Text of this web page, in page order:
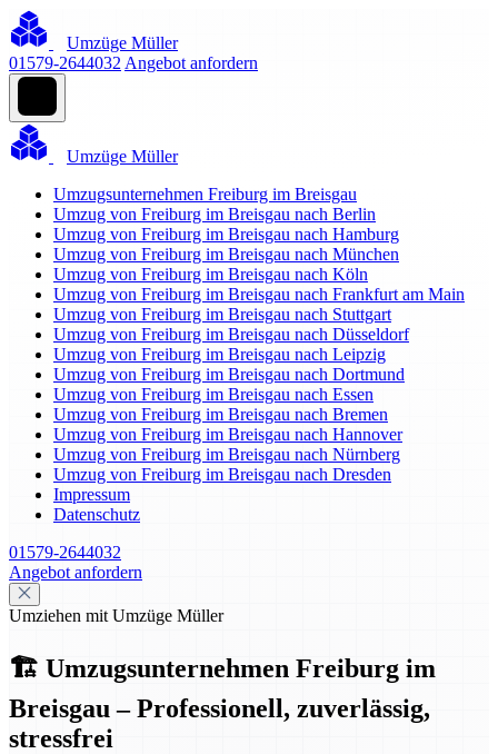
Umzüge Müller
01579-2644032 Angebot anfordern
Umzüge Müller
Umzugsunternehmen Freiburg im Breisgau
Umzug von Freiburg im Breisgau nach Berlin
Umzug von Freiburg im Breisgau nach Hamburg
Umzug von Freiburg im Breisgau nach München
Umzug von Freiburg im Breisgau nach Köln
Umzug von Freiburg im Breisgau nach Frankfurt am Main
Umzug von Freiburg im Breisgau nach Stuttgart
Umzug von Freiburg im Breisgau nach Düsseldorf
Umzug von Freiburg im Breisgau nach Leipzig
Umzug von Freiburg im Breisgau nach Dortmund
Umzug von Freiburg im Breisgau nach Essen
Umzug von Freiburg im Breisgau nach Bremen
Umzug von Freiburg im Breisgau nach Hannover
Umzug von Freiburg im Breisgau nach Nürnberg
Umzug von Freiburg im Breisgau nach Dresden
Impressum
Datenschutz
01579-2644032
Angebot anfordern
Umziehen mit Umzüge Müller
🏗️ Umzugsunternehmen Freiburg im
Breisgau – Professionell, zuverlässig,
stressfrei